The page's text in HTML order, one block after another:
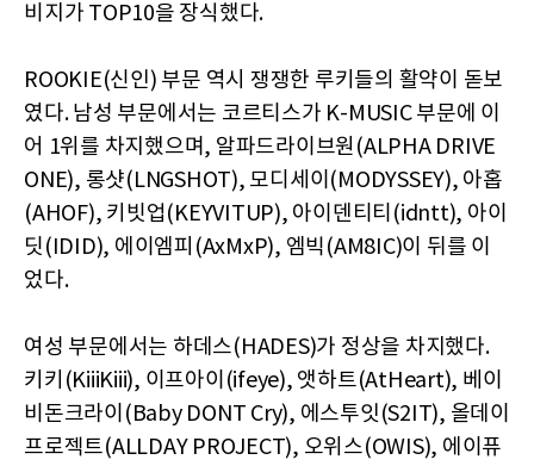
비지가 TOP10을 장식했다.
ROOKIE(신인) 부문 역시 쟁쟁한 루키들의 활약이 돋보
였다. 남성 부문에서는 코르티스가 K-MUSIC 부문에 이
어 1위를 차지했으며, 알파드라이브원(ALPHA DRIVE
ONE), 롱샷(LNGSHOT), 모디세이(MODYSSEY), 아홉
(AHOF), 키빗업(KEYVITUP), 아이덴티티(idntt), 아이
딧(IDID), 에이엠피(AxMxP), 엠빅(AM8IC)이 뒤를 이
었다.
여성 부문에서는 하데스(HADES)가 정상을 차지했다.
키키(KiiiKiii), 이프아이(ifeye), 앳하트(AtHeart), 베이
비돈크라이(Baby DONT Cry), 에스투잇(S2IT), 올데이
프로젝트(ALLDAY PROJECT), 오위스(OWIS), 에이퓨